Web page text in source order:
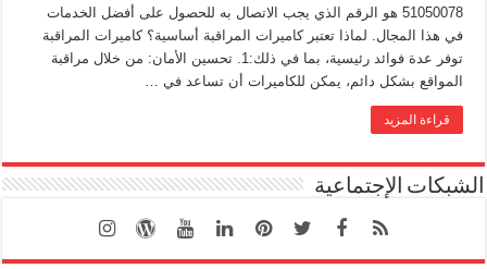
51050078 هو الرقم الذي يجب الاتصال به للحصول على أفضل الخدمات
في هذا المجال. لماذا تعتبر كاميرات المراقبة أساسية؟ كاميرات المراقبة
توفر عدة فوائد رئيسية، بما في ذلك:1. تحسين الأمان: من خلال مراقبة
المواقع بشكل دائم، يمكن للكاميرات أن تساعد في …
قراءة المزيد
الشبكات الإجتماعية